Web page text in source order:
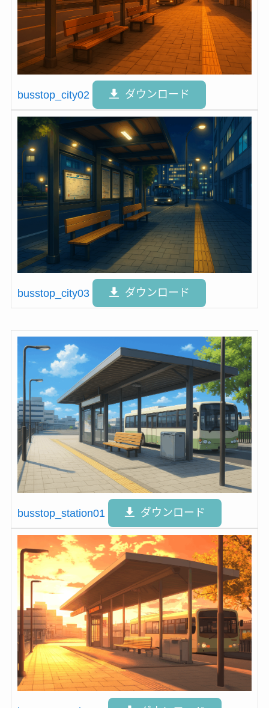
busstop_city02 ダウンロード
busstop_city03 ダウンロード
busstop_station01 ダウンロード